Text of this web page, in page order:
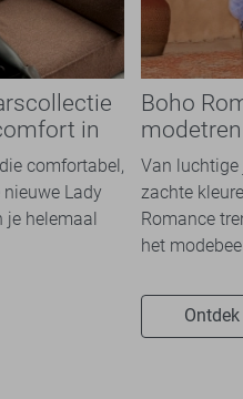
in
comfortabel,
Lady
je helemaal
Boho
overal
Van luchtige
zachte
Romance
het